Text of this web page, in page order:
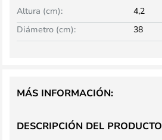
Altura (cm):
4,2
Diámetro (cm):
38
DESCRIPCIÓN DEL PRODUCTO
MÁS INFORMACIÓN: